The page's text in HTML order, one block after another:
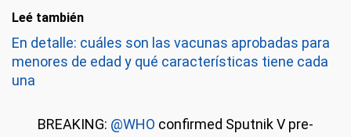
Leé también
En detalle: cuáles son las vacunas aprobadas para
menores de edad y qué características tiene cada
una
BREAKING: @WHO confirmed Sputnik V pre-